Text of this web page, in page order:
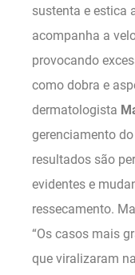
sustenta e estica
acompanha a
provocando
como dobra e
dermatologista
gerenciamento
resultados são
evidentes e
ressecamento.
“Os casos mais
que viralizaram